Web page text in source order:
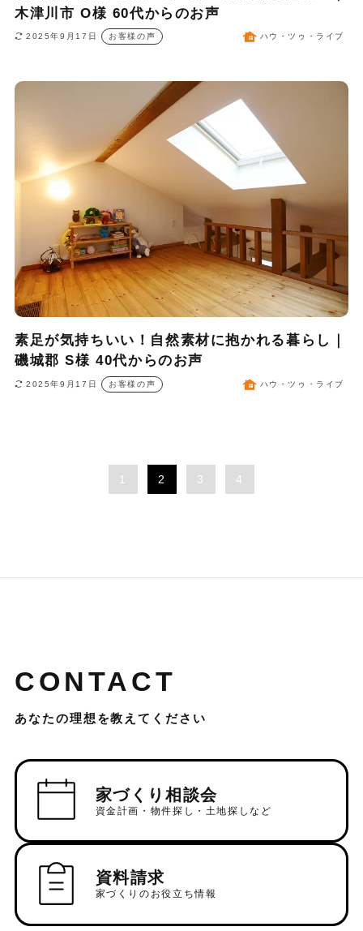
木津川市 O様 60代からのお声
2025年9月17日 お客様の声 ハウ・ツゥ・ライブ
素足が気持ちいい！自然素材に抱かれる暮らし｜
磯城郡 S様 40代からのお声
2025年9月17日 お客様の声 ハウ・ツゥ・ライブ
1 2 3 4
CONTACT
あなたの理想を教えてください
家づくり相談会
資金計画・物件探し・土地探しなど
資料請求
家づくりのお役立ち情報